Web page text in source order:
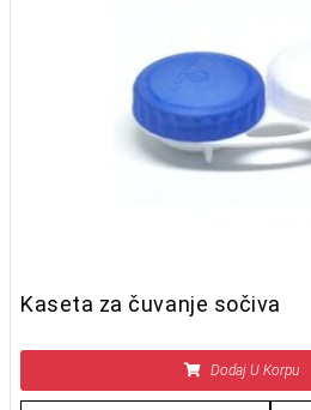
Kaseta za čuvanje sočiva
Dodaj U Korpu